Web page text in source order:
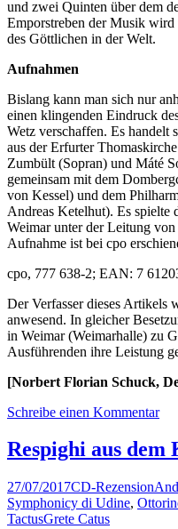
und zwei Quinten über dem
Emporstreben der Musik
des Göttlichen in der Welt.
Aufnahmen
Bislang kann man sich nur
einen klingenden Eindruck
Wetz verschaffen. Es handelt
aus der Erfurter
Zumbült (Sopran) und Máté
gemeinsam mit dem
von Kessel) und dem
Andreas Ketelhut). Es spielte
Weimar unter der Leitung
Aufnahme ist bei cpo
cpo, 777 638-2; EAN: 7
Der Verfasser dieses Artikels
anwesend. In gleicher
in Weimar (Weimarhalle) zu
Ausführenden ihre Leistung
[Norbert Florian Schuck,
Schreibe einen Kommentar
Respighi aus
27/07/2017CD-Rezension
Symphonicy di Udine,
TactusGrete Catus